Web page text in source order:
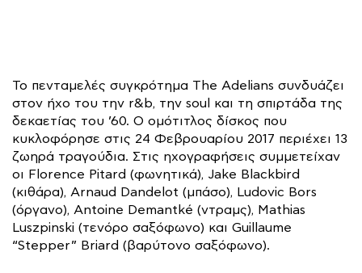
Το πενταμελές συγκρότημα The Adelians συνδυάζει
στον ήχο του την r&b, την soul και τη σπιρτάδα της
δεκαετίας του ’60. Ο ομότιτλος δίσκος που
κυκλοφόρησε στις 24 Φεβρουαρίου 2017 περιέχει 13
ζωηρά τραγούδια. Στις ηχογραφήσεις συμμετείχαν
οι Florence Pitard (φωνητικά), Jake Blackbird
(κιθάρα), Arnaud Dandelot (μπάσο), Ludovic Bors
(όργανο), Antoine Demantké (ντραμς), Mathias
Luszpinski (τενόρο σαξόφωνο) και Guillaume
“Stepper” Briard (βαρύτονο σαξόφωνο).